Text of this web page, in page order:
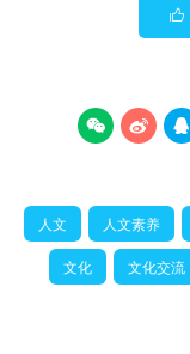

  
人文 人文素养
文化 文化交流